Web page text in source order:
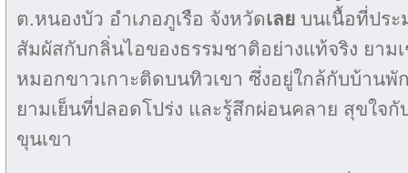
ต.หนองบัว อำเภอภูเรือ จังหวัดเลย บนเนื้อที่ปร
สัมผัสกับกลิ่นไอของธรรมชาติอย่างแท้จริง ยา
หมอกขาวเกาะติดบนทิวเขา ซึ่งอยู่ใกล้กับบ้าน
ยามเย็นที่ปลอดโปร่ง และรู้สึกผ่อนคลาย สุขใจ
ขุนเขา